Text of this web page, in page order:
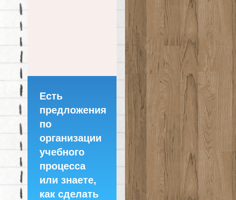
Есть
предложения
по
организации
учебного
процесса
или знаете,
как сделать